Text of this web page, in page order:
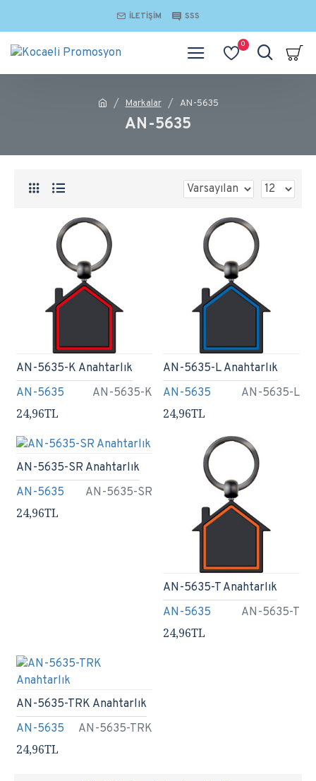
İLETIŞIM SSS
0
Markalar AN-5635
AN-5635
AN-5635 AN-5635-K
AN-5635-K Anahtarlık
24,96TL
AN-5635 AN-5635-L
AN-5635-L Anahtarlık
24,96TL
AN-5635 AN-5635-SR
AN-5635-SR Anahtarlık
24,96TL
AN-5635 AN-5635-T
AN-5635-T Anahtarlık
24,96TL
AN-5635 AN-5635-TRK
AN-5635-TRK Anahtarlık
24,96TL